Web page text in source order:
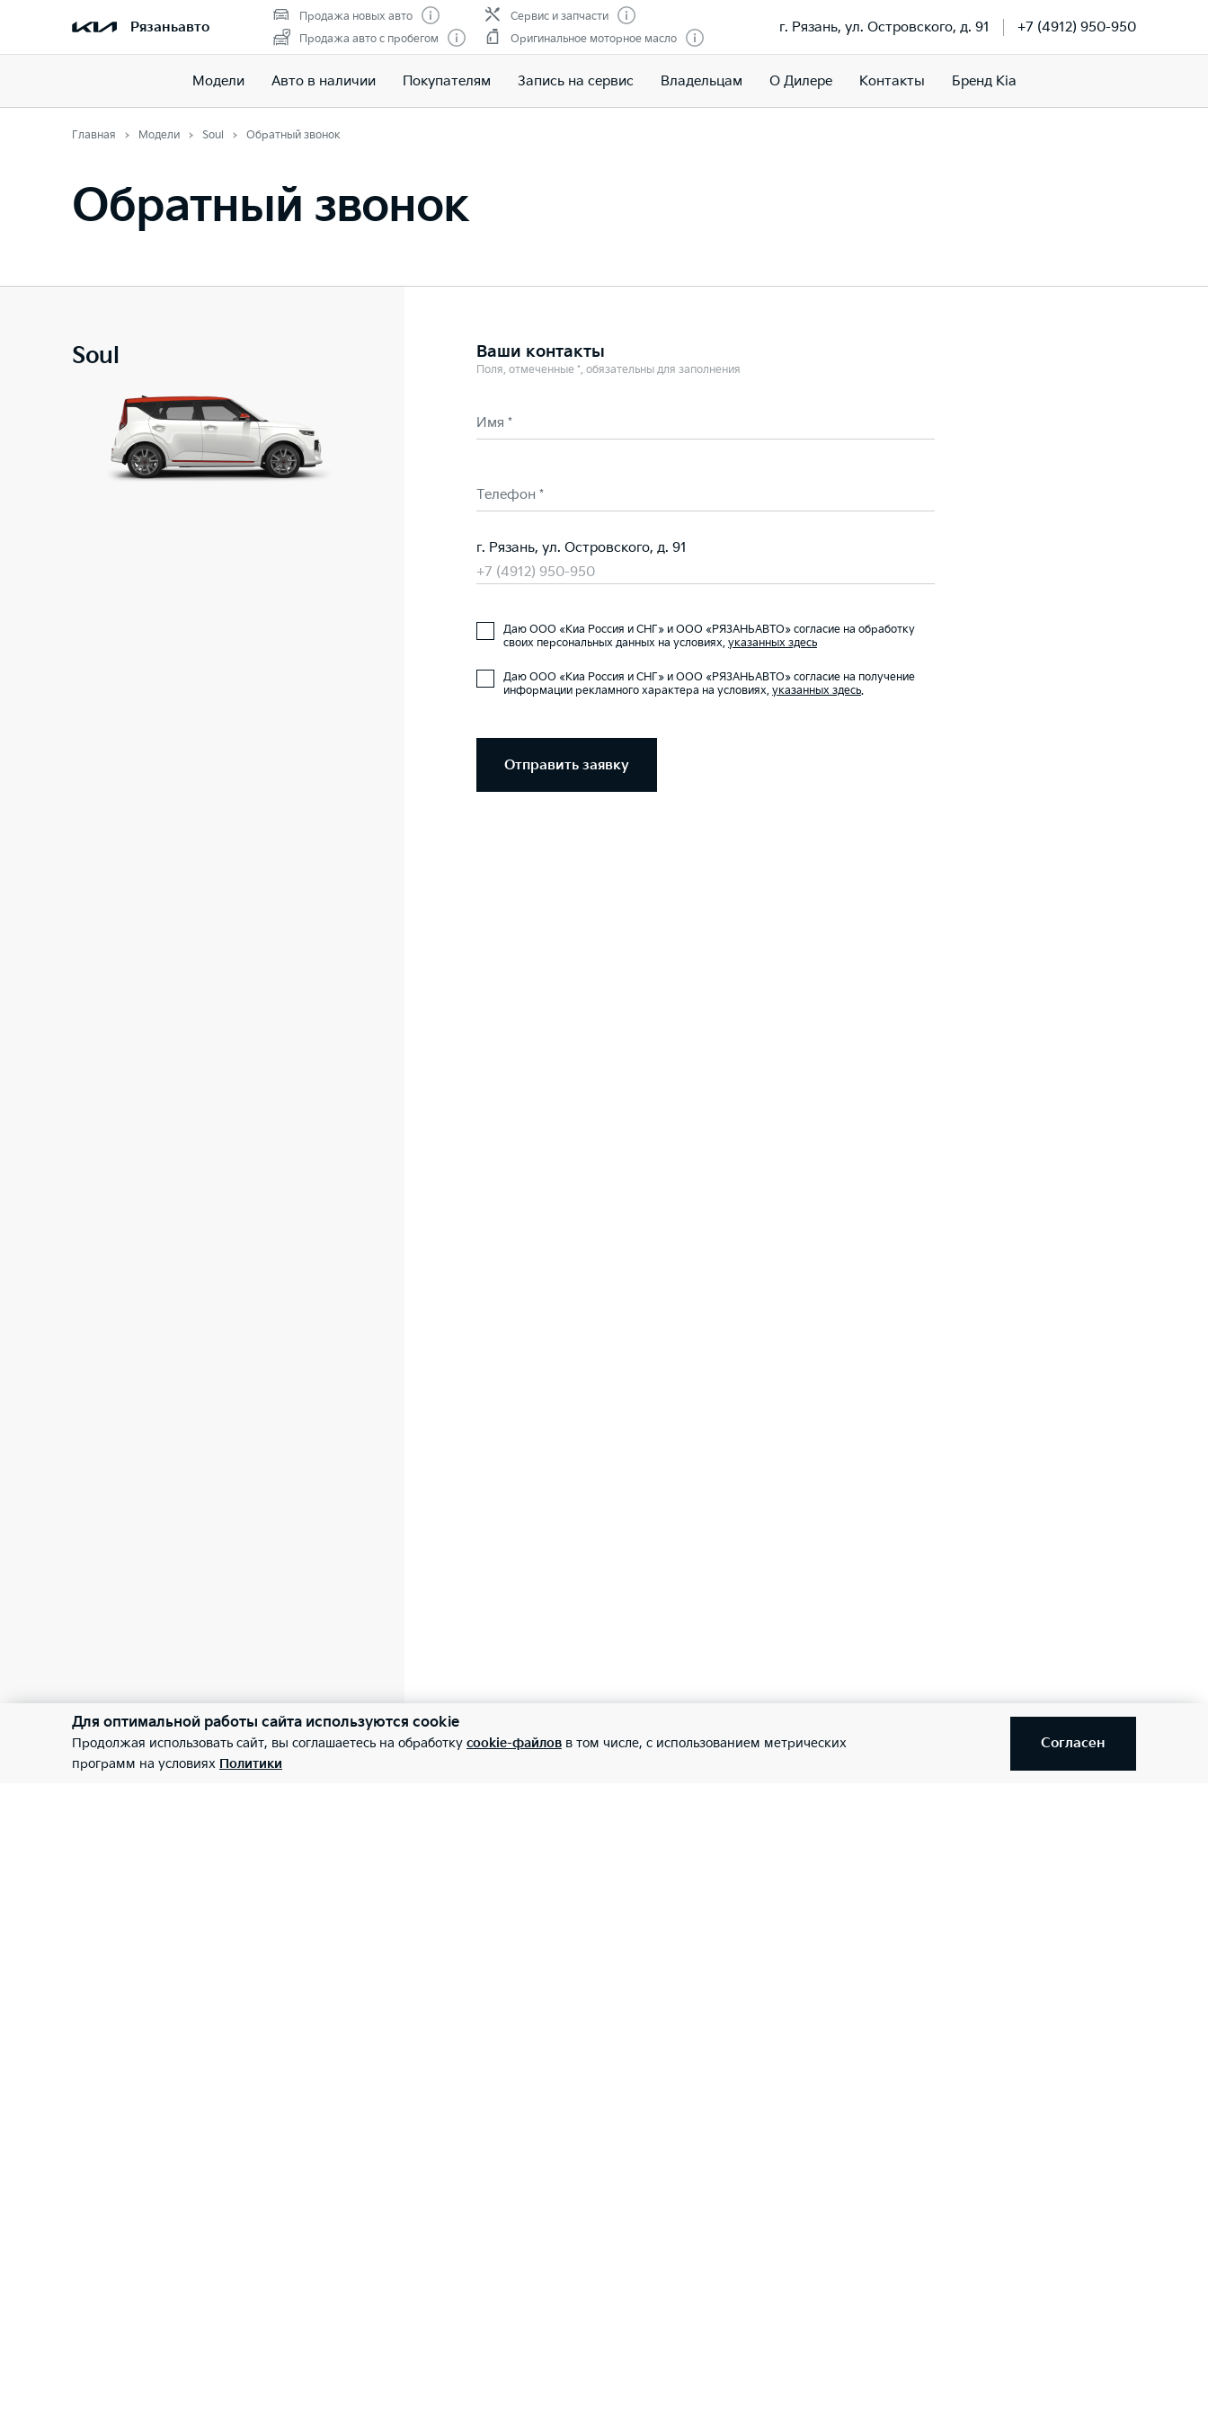
Рязаньавто
Продажа новых авто
Продажа авто с пробегом
Сервис и запчасти
Оригинальное моторное масло
г. Рязань, ул. Островского, д. 91 +7 (4912) 950-950
Модели Авто в наличии Покупателям Запись на сервис Владельцам О Дилере Контакты Бренд Kia
Главная Модели Soul Обратный звонок
Обратный звонок
Soul Ваши контакты
Поля, отмеченные *, обязательны для заполнения
Имя *
Телефон *
г. Рязань, ул. Островского, д. 91
+7 (4912) 950-950
Даю ООО «Киа Россия и СНГ» и ООО «РЯЗАНЬАВТО» согласие на обработку
своих персональных данных на условиях, указанных здесь
Даю ООО «Киа Россия и СНГ» и ООО «РЯЗАНЬАВТО» согласие на получение
информации рекламного характера на условиях, указанных здесь.
Отправить заявку
Для оптимальной работы сайта используются cookie
Продолжая использовать сайт, вы соглашаетесь на обработку cookie-файлов в том числе, с использованием метрических
программ на условиях Политики
Согласен